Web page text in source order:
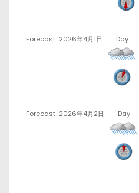
Forecast 2026年4月1日 Day
Forecast 2026年4月2日 Day